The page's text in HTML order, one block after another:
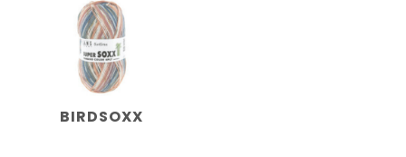
BIRDSOXX